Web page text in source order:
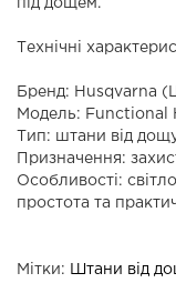
під дощем.
Технічні
Бренд: Husqvarna
Модель: Functional
Тип: штани від
Призначення:
Особливості:
простота та
Мітки: Штани від